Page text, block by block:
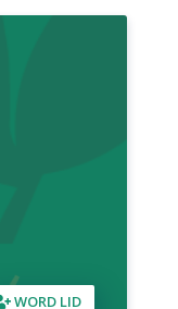
WORD LID